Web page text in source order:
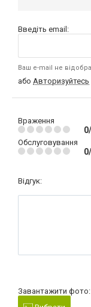
Введіть email:
Ваш e-mail не
або Авторизуйтесь
Враження
Обслуговування
Відгук:
Завантажити фото: